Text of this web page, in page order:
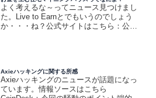
よく考えるな～ってニュース見つけまし
た。Live to Earnとでもいうのでしょう
か・・・ね？公式サイトはこちら：公式
Axieハッキングに関する所感
Axieハッキングのニュースが話題になっ
ています。情報ソースはこちら